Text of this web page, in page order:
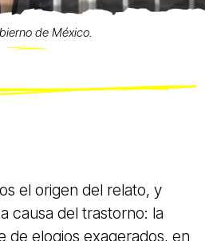
de México.
el origen del relato, y
causa del trastorno: la
de elogios exagerados, en